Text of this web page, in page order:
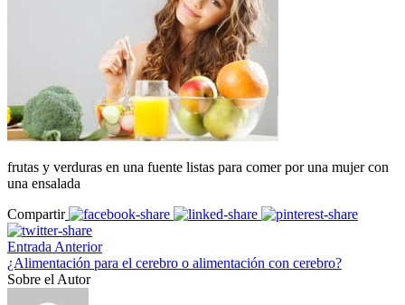
frutas y verduras en una fuente listas para comer por una mujer con
una ensalada
Compartir
Entrada Anterior
¿Alimentación para el cerebro o alimentación con cerebro?
Sobre el Autor